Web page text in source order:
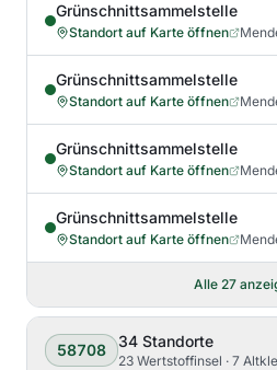
Grünschnittsammelstelle
Standort auf Karte öffnen
Grünschnittsammelstelle
Standort auf Karte öffnen
Grünschnittsammelstelle
Standort auf Karte öffnen
Grünschnittsammelstelle
Standort auf Karte öffnen
Alle 27
58708 34 Standorte
23 Wertstoffinsel · 7